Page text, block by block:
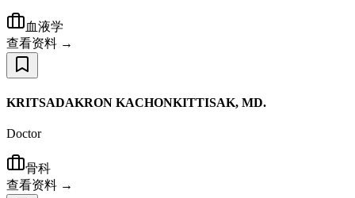
血液学
查看资料 →
KRITSADAKRON KACHONKITTISAK, MD.
Doctor
骨科
查看资料 →